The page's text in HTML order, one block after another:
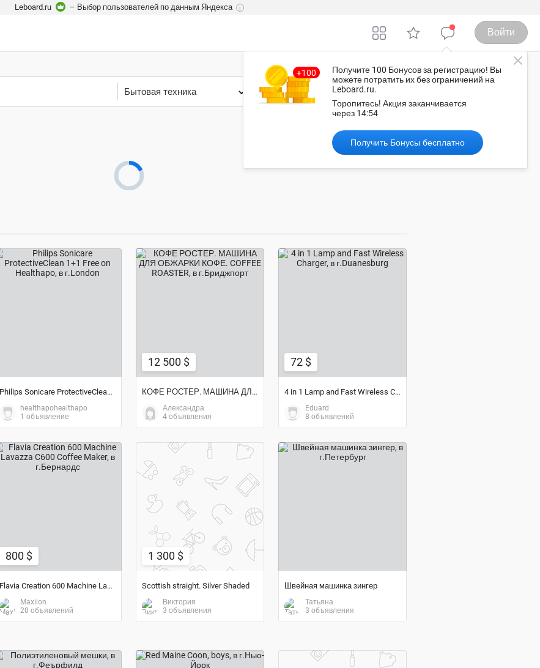
Leboard.ru – Выбор пользователей по данным Яндекса i
Войти
Получите 100 Бонусовза регистрацию! Вы
можете потратить их без ограничений на
Leboard.ru.
Торопитесь! Акция заканчивается
через 14:53
Получить Бонусы бесплатно
Бытовая техника Сан-Диего
Philips Sonicare ProtectiveClean 1+1 Free on Healthapo
healthapohealthapo
1 объявление
12 500 $
КОФЕ РОСТЕР. МАШИНА ДЛЯ ОБЖАРКИ КОФЕ. COFFEE ROASTER
Александра
4 объявления
72 $
4 in 1 Lamp and Fast Wireless Charger
Eduard
8 объявлений
800 $
Flavia Creation 600 Machine Lavazza C600 Coffee Maker
Maxilon
20 объявлений
1 300 $
Scottish straight. Silver Shaded
Виктория
3 объявления
1 300 $
Швейная машинка зингер
Татьяна
3 объявления